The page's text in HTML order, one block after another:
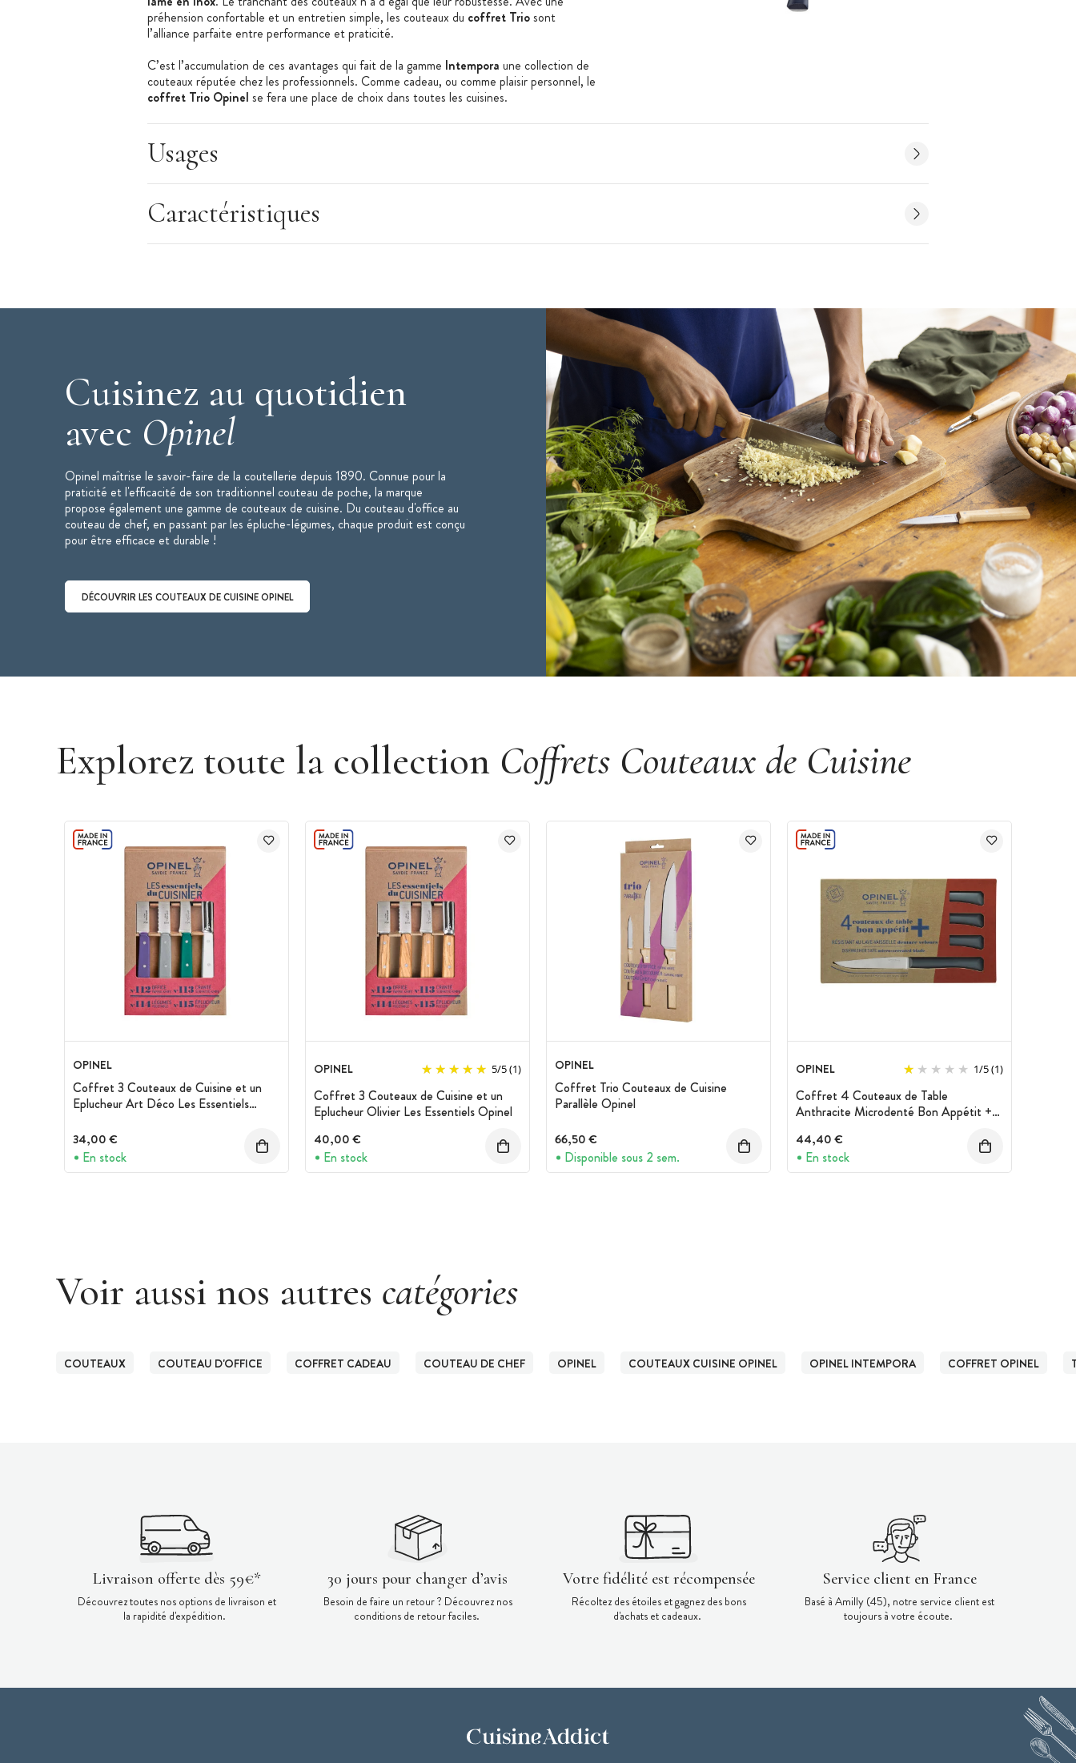
préhension confortable et un entretien simple, les couteaux du coffret Triosont
l’alliance parfaite entre performance et praticité.
C’est l’accumulation de ces avantages qui fait de la gamme Intempora une collection de
couteaux réputée chez les professionnels. Comme cadeau, ou comme plaisir personnel, le
coffret Trio Opinel se fera une place de choix dans toutes les cuisines.
À noter : Vous pouvez vous procurer plus de couteaux de la gamme avec lebloc à
couteaux Intempora
Manche hygiénique
Matière du manche : polymère
Couleur du manche : noir
Lame pleine-soie
Lame lisse
Manche résistant aux chocs, à la chaleur, et à l'eau
Manche V-grip
Passe au lave-vaisselle
Garantie à vie
Marque :Opinel
Usages
Caractéristiques
Cuisinez au quotidien
avec Opinel
Opinel maîtrise le savoir-faire de la coutellerie depuis 1890. Connue pour la
praticité et l'efficacité de son traditionnel couteau de poche, la marque
propose également une gamme de couteaux de cuisine. Du couteau d'office au
couteau de chef, en passant par les épluche-légumes, chaque produit est conçu
pour être efficace et durable !
DÉCOUVRIR LES COUTEAUX DE CUISINE OPINEL
Explorez toute la collection Coffrets Couteaux de Cuisine
OPINEL
Coffret 3 Couteaux de Cuisine et un
Eplucheur Art Déco Les Essentiels
34,00 €
En stock
OPINEL 5/5(1)
Coffret 3 Couteaux de Cuisine et un
Eplucheur Olivier Les Essentiels Opinel
40,00 €
En stock
OPINEL
Coffret Trio Couteaux de Cuisine
Parallèle Opinel
66,50 €
Disponible sous 2 sem.
OPINEL 1/5(1)
Coffret 4 Couteaux de Table
Anthracite Microdenté Bon Appétit +
44,40 €
En stock
Voir aussi nos autres catégories
COUTEAUX COUTEAU D'OFFICE COFFRET CADEAU COUTEAU DE CHEF OPINEL COUTEAUX CUISINE OPINEL OPINEL INTEMPORA COFFRET OPINEL
Livraison offerte dès 59€*
Découvrez toutes nos options de livraison et
la rapidité d'expédition.
30 jours pour changer d’avis
Besoin de faire un retour ? Découvrez nos
conditions de retour faciles.
Votre fidélité est récompensée
Récoltez des étoiles et gagnez des bons
d'achats et cadeaux.
Service client en France
Basé à Amilly (45), notre service client est
toujours à votre écoute.